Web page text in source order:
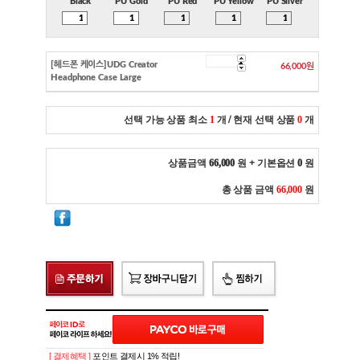
[헤드폰 케이스]UDG Creator
Headphone Case Large
66,000원
선택 가능 상품 최소 1 개 / 현재 선택 상품 0 개
상품금액 66,000 원 + 기본옵션0 원
총 상품 금액 66,000 원
[ 결제혜택 ] 포인트 결제시 1% 적립!